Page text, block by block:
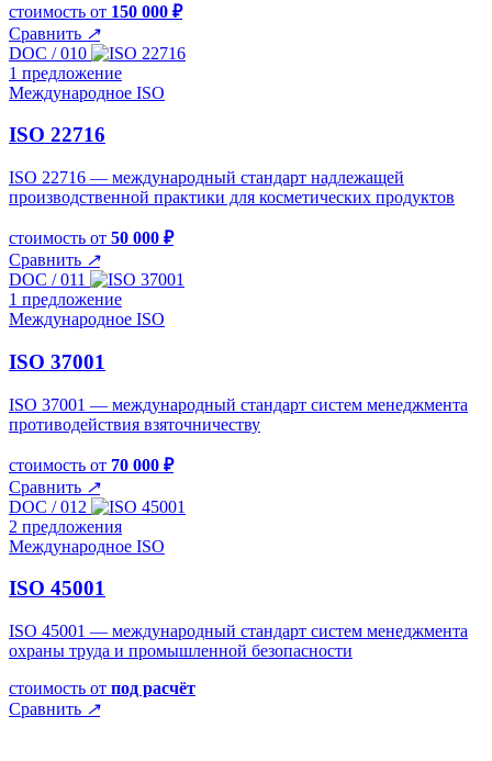
стоимость от 150 000 ₽
Сравнить ↗
DOC / 010
1 предложение
Международное ISO
ISO 22716
ISO 22716 — международный стандарт надлежащей
производственной практики для косметических продуктов
стоимость от 50 000 ₽
Сравнить ↗
DOC / 011
1 предложение
Международное ISO
ISO 37001
ISO 37001 — международный стандарт систем менеджмента
противодействия взяточничеству
стоимость от 70 000 ₽
Сравнить ↗
DOC / 012
2 предложения
Международное ISO
ISO 45001
ISO 45001 — международный стандарт систем менеджмента
охраны труда и промышленной безопасности
стоимость от под расчёт
Сравнить ↗